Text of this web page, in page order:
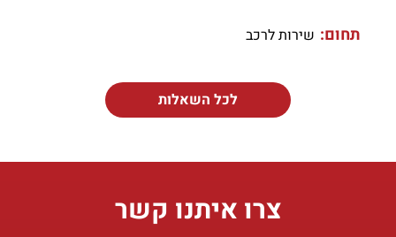
תחום: שירות לרכב
לכל השאלות
צרו איתנו קשר